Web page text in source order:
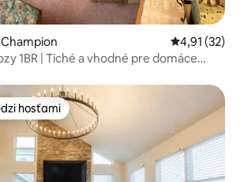
Priemerné
4,91 (32)
1BR | Tiché a vhodné pre domáce
hosťami
hosťami